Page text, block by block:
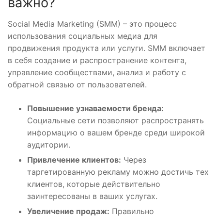
Social Media Marketing (SMM) – это процесс
использования социальных медиа для
продвижения продукта или услуги. SMM включает
в себя создание и распространение контента,
управление сообществами, анализ и работу с
обратной связью от пользователей.
Повышение узнаваемости бренда:
Социальные сети позволяют распространять
информацию о вашем бренде среди широкой
аудитории.
Привлечение клиентов: Через
таргетированную рекламу можно достичь тех
клиентов, которые действительно
заинтересованы в ваших услугах.
Увеличение продаж: Правильно